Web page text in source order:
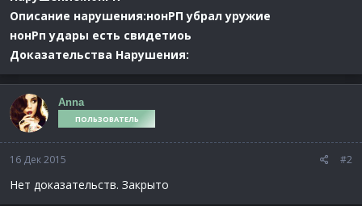
Описание нарушения:нонРП убрал уружие
нонРп удары есть свидетиоь
Доказательства Нарушения:
Anna
ПОЛЬЗОВАТЕЛЬ
16 Дек 2015 #2
Нет доказательств. Закрыто